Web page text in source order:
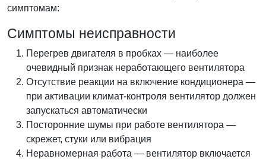
симптомам:
Симптомы неисправности
Перегрев двигателя в пробках — наиболее
очевидный признак неработающего вентилятора
Отсутствие реакции на включение кондиционера —
при активации климат-контроля вентилятор должен
запускаться автоматически
Посторонние шумы при работе вентилятора —
скрежет, стуки или вибрация
Неравномерная работа — вентилятор включается